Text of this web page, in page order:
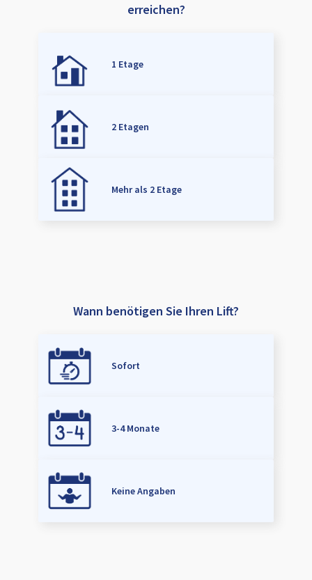
erreichen?
1 Etage
2 Etagen
Mehr als 2 Etage
Wann benötigen Sie Ihren Lift?
Sofort
3-4 Monate
Keine Angaben